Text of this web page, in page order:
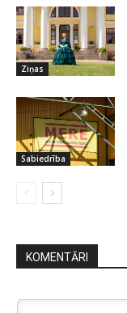
Ziņas
Sabiedrība
KOMENTĀRI